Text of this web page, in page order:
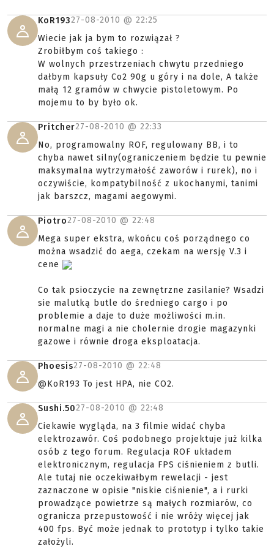
KoR19327-08-2010 @ 22:25
Wiecie jak ja bym to rozwiązał ?
Zrobiłbym coś takiego :
W wolnych przestrzeniach chwytu przedniego
dałbym kapsuły Co2 90g u góry i na dole, A także
małą 12 gramów w chwycie pistoletowym. Po
mojemu to by było ok.
Pritcher27-08-2010 @ 22:33
No, programowalny ROF, regulowany BB, i to
chyba nawet silny(ograniczeniem będzie tu pewnie
maksymalna wytrzymałość zaworów i rurek), no i
oczywiście, kompatybilność z ukochanymi, tanimi
jak barszcz, magami aegowymi.
Piotro27-08-2010 @ 22:48
Mega super ekstra, wkońcu coś porządnego co
można wsadzić do aega, czekam na wersję V.3 i
cene
Co tak psioczycie na zewnętrzne zasilanie? Wsadzi
sie malutką butle do średniego cargo i po
problemie a daje to duże możliwości m.in.
normalne magi a nie cholernie drogie magazynki
gazowe i równie droga eksploatacja.
Phoesis27-08-2010 @ 22:48
@KoR193 To jest HPA, nie CO2.
Sushi.5027-08-2010 @ 22:48
Ciekawie wygląda, na 3 filmie widać chyba
elektrozawór. Coś podobnego projektuje już kilka
osób z tego forum. Regulacja ROF układem
elektronicznym, regulacja FPS ciśnieniem z butli.
Ale tutaj nie oczekiwałbym rewelacji - jest
zaznaczone w opisie "niskie ciśnienie", a i rurki
prowadzące powietrze są małych rozmiarów, co
ogranicza przepustowość i nie wróży więcej jak
400 fps. Być może jednak to prototyp i tylko takie
założyli.